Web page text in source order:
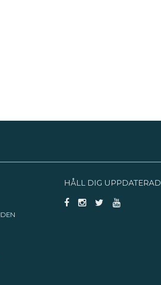
HÅLL DIG UPPDATERAD